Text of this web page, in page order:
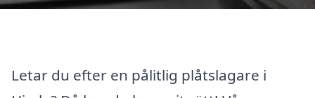
Letar du efter en pålitlig plåtslagare i